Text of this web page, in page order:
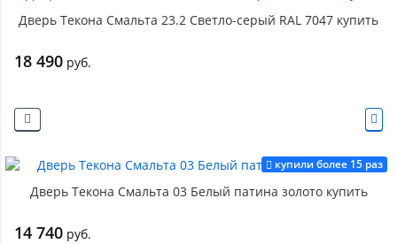
Дверь Текона Смальта 23.2 Светло-серый RAL 7047 купить
18 490 руб.
купили более 15 раз
Дверь Текона Смальта 03 Белый патина золото купить
14 740 руб.